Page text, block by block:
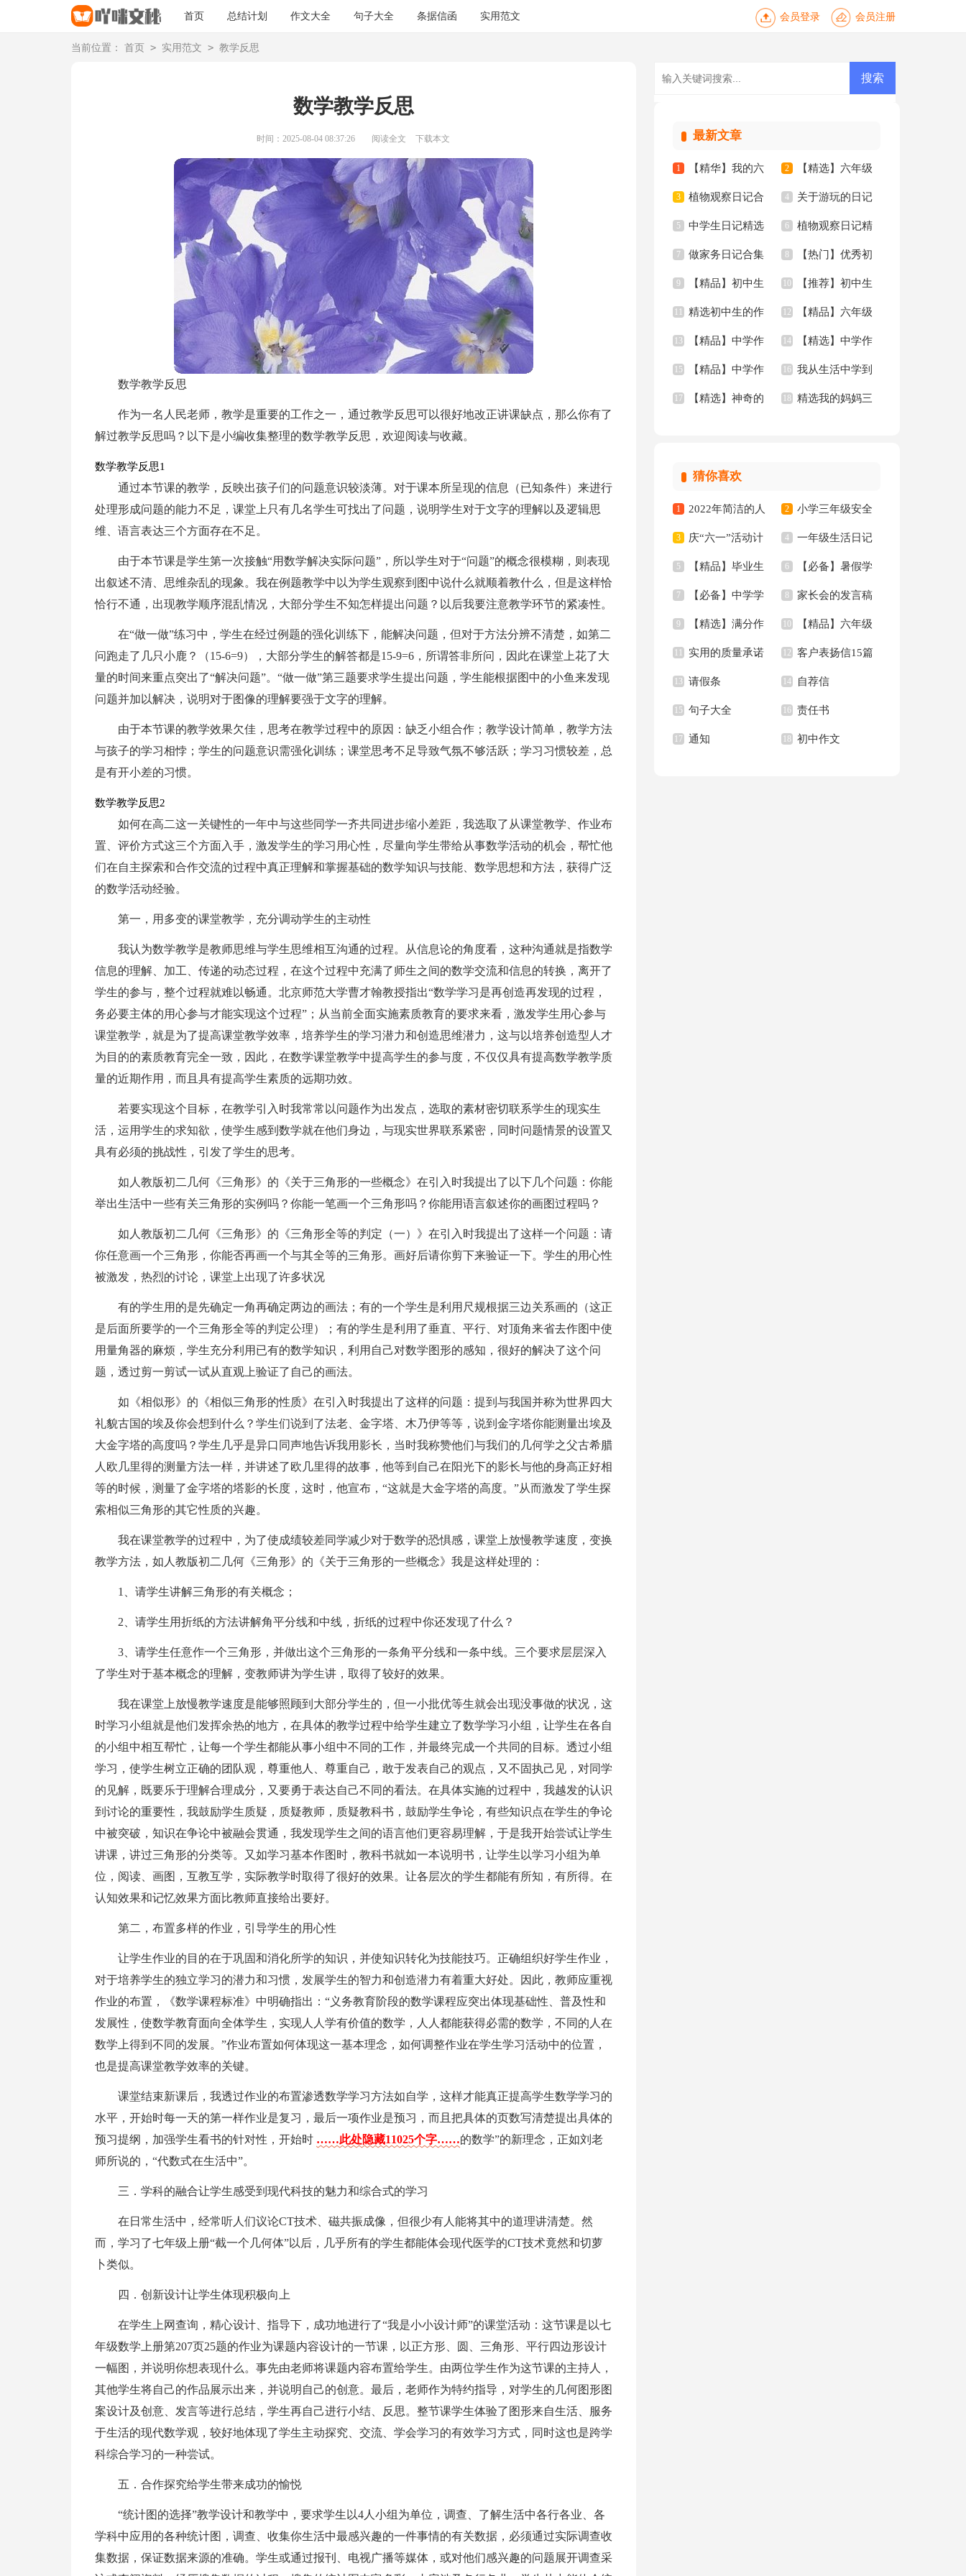
首页 总结计划 作文大全 句子大全 条据信函 实用范文 会员登录 会员注册
当前位置： 首页 > 实用范文 > 教学反思
数学教学反思
时间：2025-08-04 08:37:26 阅读全文 下载本文
数学教学反思
作为一名人民老师，教学是重要的工作之一，通过教学反思可以很好地改正讲课缺点，那么你有了
解过教学反思吗？以下是小编收集整理的数学教学反思，欢迎阅读与收藏。
数学教学反思1
通过本节课的教学，反映出孩子们的问题意识较淡薄。对于课本所呈现的信息（已知条件）来进行
处理形成问题的能力不足，课堂上只有几名学生可找出了问题，说明学生对于文字的理解以及逻辑思
维、语言表达三个方面存在不足。
由于本节课是学生第一次接触“用数学解决实际问题”，所以学生对于“问题”的概念很模糊，则表现
出叙述不清、思维杂乱的现象。我在例题教学中以为学生观察到图中说什么就顺着教什么，但是这样恰
恰行不通，出现教学顺序混乱情况，大部分学生不知怎样提出问题？以后我要注意教学环节的紧凑性。
在“做一做”练习中，学生在经过例题的强化训练下，能解决问题，但对于方法分辨不清楚，如第二
问跑走了几只小鹿？（15-6=9），大部分学生的解答都是15-9=6，所谓答非所问，因此在课堂上花了大
量的时间来重点突出了“解决问题”。“做一做”第三题要求学生提出问题，学生能根据图中的小鱼来发现
问题并加以解决，说明对于图像的理解要强于文字的理解。
由于本节课的教学效果欠佳，思考在教学过程中的原因：缺乏小组合作；教学设计简单，教学方法
与孩子的学习相悖；学生的问题意识需强化训练；课堂思考不足导致气氛不够活跃；学习习惯较差，总
是有开小差的习惯。
数学教学反思2
如何在高二这一关键性的一年中与这些同学一齐共同进步缩小差距，我选取了从课堂教学、作业布
置、评价方式这三个方面入手，激发学生的学习用心性，尽量向学生带给从事数学活动的机会，帮忙他
们在自主探索和合作交流的过程中真正理解和掌握基础的数学知识与技能、数学思想和方法，获得广泛
的数学活动经验。
第一，用多变的课堂教学，充分调动学生的主动性
我认为数学教学是教师思维与学生思维相互沟通的过程。从信息论的角度看，这种沟通就是指数学
信息的理解、加工、传递的动态过程，在这个过程中充满了师生之间的数学交流和信息的转换，离开了
学生的参与，整个过程就难以畅通。北京师范大学曹才翰教授指出“数学学习是再创造再发现的过程，
务必要主体的用心参与才能实现这个过程”；从当前全面实施素质教育的要求来看，激发学生用心参与
课堂教学，就是为了提高课堂教学效率，培养学生的学习潜力和创造思维潜力，这与以培养创造型人才
为目的的素质教育完全一致，因此，在数学课堂教学中提高学生的参与度，不仅仅具有提高数学教学质
量的近期作用，而且具有提高学生素质的远期功效。
若要实现这个目标，在教学引入时我常常以问题作为出发点，选取的素材密切联系学生的现实生
活，运用学生的求知欲，使学生感到数学就在他们身边，与现实世界联系紧密，同时问题情景的设置又
具有必须的挑战性，引发了学生的思考。
如人教版初二几何《三角形》的《关于三角形的一些概念》在引入时我提出了以下几个问题：你能
举出生活中一些有关三角形的实例吗？你能一笔画一个三角形吗？你能用语言叙述你的画图过程吗？
如人教版初二几何《三角形》的《三角形全等的判定（一）》在引入时我提出了这样一个问题：请
你任意画一个三角形，你能否再画一个与其全等的三角形。画好后请你剪下来验证一下。学生的用心性
被激发，热烈的讨论，课堂上出现了许多状况
有的学生用的是先确定一角再确定两边的画法；有的一个学生是利用尺规根据三边关系画的（这正
是后面所要学的一个三角形全等的判定公理）；有的学生是利用了垂直、平行、对顶角来省去作图中使
用量角器的麻烦，学生充分利用已有的数学知识，利用自己对数学图形的感知，很好的解决了这个问
题，透过剪一剪试一试从直观上验证了自己的画法。
如《相似形》的《相似三角形的性质》在引入时我提出了这样的问题：提到与我国并称为世界四大
礼貌古国的埃及你会想到什么？学生们说到了法老、金字塔、木乃伊等等，说到金字塔你能测量出埃及
大金字塔的高度吗？学生几乎是异口同声地告诉我用影长，当时我称赞他们与我们的几何学之父古希腊
人欧几里得的测量方法一样，并讲述了欧几里得的故事，他等到自己在阳光下的影长与他的身高正好相
等的时候，测量了金字塔的塔影的长度，这时，他宣布，“这就是大金字塔的高度。”从而激发了学生探
索相似三角形的其它性质的兴趣。
我在课堂教学的过程中，为了使成绩较差同学减少对于数学的恐惧感，课堂上放慢教学速度，变换
教学方法，如人教版初二几何《三角形》的《关于三角形的一些概念》我是这样处理的：
1、请学生讲解三角形的有关概念；
2、请学生用折纸的方法讲解角平分线和中线，折纸的过程中你还发现了什么？
3、请学生任意作一个三角形，并做出这个三角形的一条角平分线和一条中线。三个要求层层深入
了学生对于基本概念的理解，变教师讲为学生讲，取得了较好的效果。
我在课堂上放慢教学速度是能够照顾到大部分学生的，但一小批优等生就会出现没事做的状况，这
时学习小组就是他们发挥余热的地方，在具体的教学过程中给学生建立了数学学习小组，让学生在各自
的小组中相互帮忙，让每一个学生都能从事小组中不同的工作，并最终完成一个共同的目标。透过小组
学习，使学生树立正确的团队观，尊重他人、尊重自己，敢于发表自己的观点，又不固执己见，对同学
的见解，既要乐于理解合理成分，又要勇于表达自己不同的看法。在具体实施的过程中，我越发的认识
到讨论的重要性，我鼓励学生质疑，质疑教师，质疑教科书，鼓励学生争论，有些知识点在学生的争论
中被突破，知识在争论中被融会贯通，我发现学生之间的语言他们更容易理解，于是我开始尝试让学生
讲课，讲过三角形的分类等。又如学习基本作图时，教科书就如一本说明书，让学生以学习小组为单
位，阅读、画图，互教互学，实际教学时取得了很好的效果。让各层次的学生都能有所知，有所得。在
认知效果和记忆效果方面比教师直接给出要好。
第二，布置多样的作业，引导学生的用心性
让学生作业的目的在于巩固和消化所学的知识，并使知识转化为技能技巧。正确组织好学生作业，
对于培养学生的独立学习的潜力和习惯，发展学生的智力和创造潜力有着重大好处。因此，教师应重视
作业的布置，《数学课程标准》中明确指出：“义务教育阶段的数学课程应突出体现基础性、普及性和
发展性，使数学教育面向全体学生，实现人人学有价值的数学，人人都能获得必需的数学，不同的人在
数学上得到不同的发展。”作业布置如何体现这一基本理念，如何调整作业在学生学习活动中的位置，
也是提高课堂教学效率的关键。
课堂结束新课后，我透过作业的布置渗透数学学习方法如自学，这样才能真正提高学生数学学习的
水平，开始时每一天的第一样作业是复习，最后一项作业是预习，而且把具体的页数写清楚提出具体的
预习提纲，加强学生看书的针对性，开始时 ……此处隐藏11025个字……的数学”的新理念，正如刘老
师所说的，“代数式在生活中”。
三．学科的融合让学生感受到现代科技的魅力和综合式的学习
在日常生活中，经常听人们议论CT技术、磁共振成像，但很少有人能将其中的道理讲清楚。然
而，学习了七年级上册“截一个几何体”以后，几乎所有的学生都能体会现代医学的CT技术竟然和切萝
卜类似。
四．创新设计让学生体现积极向上
在学生上网查询，精心设计、指导下，成功地进行了“我是小小设计师”的课堂活动：这节课是以七
年级数学上册第207页25题的作业为课题内容设计的一节课，以正方形、圆、三角形、平行四边形设计
一幅图，并说明你想表现什么。事先由老师将课题内容布置给学生。由两位学生作为这节课的主持人，
其他学生将自己的作品展示出来，并说明自己的创意。最后，老师作为特约指导，对学生的几何图形图
案设计及创意、发言等进行总结，学生再自己进行小结、反思。整节课学生体验了图形来自生活、服务
于生活的现代数学观，较好地体现了学生主动探究、交流、学会学习的有效学习方式，同时这也是跨学
科综合学习的一种尝试。
五．合作探究给学生带来成功的愉悦
“统计图的选择”教学设计和教学中，要求学生以4人小组为单位，调查、了解生活中各行各业、各
学科中应用的各种统计图，调查、收集你生活中最感兴趣的一件事情的有关数据，必须通过实际调查收
集数据，保证数据来源的准确。学生或通过报刊、电视广播等媒体，或对他们感兴趣的问题展开调查采
最新文章
1 【精华】我的六
年级小学作文锦集6
篇
2 【精选】六年级
年的作文300字8篇
3 植物观察日记合
集15篇
4 关于游玩的日记
15篇
5 中学生日记精选
15篇
6 植物观察日记精
选15篇
7 做家务日记合集
15篇
8 【热门】优秀初
中作文集锦七篇
9 【精品】初中生
作文合集十篇
10 【推荐】初中生
的作文三篇
11 精选初中生的作
文四篇
12 【精品】六年级
年的作文3篇
13 【精品】中学作
文400字九篇
14 【精选】中学作
文600字合集8篇
15 【精品】中学作
文汇总九篇
16 我从生活中学到
了语文作文(15篇)
17 【精选】神奇的 18 精选我的妈妈三
猜你喜欢
1 2022年简洁的人
生哲理格言集合88条
2 小学三年级安全
工作总结
3 庆“六一”活动计
划
4 一年级生活日记
5 【精品】毕业生
专业求职信汇编10篇
6 【必备】暑假学
习计划范文合集五篇
7 【必备】中学学
生检讨书4篇
8 家长会的发言稿
9 【精选】满分作
文400字九篇
10 【精品】六年级
新学期作文合集九篇
11 实用的质量承诺
书模板汇总六篇
12 客户表扬信15篇
13 请假条 14 自荐信
15 句子大全 16 责任书
17 通知 18 初中作文